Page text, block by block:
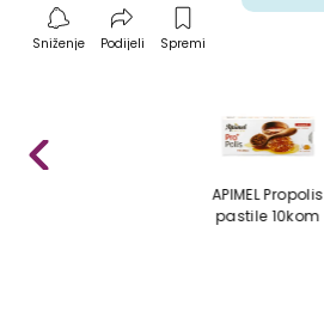
Sniženje Podijeli Spremi
APIMEL Propolis
pastile 10kom